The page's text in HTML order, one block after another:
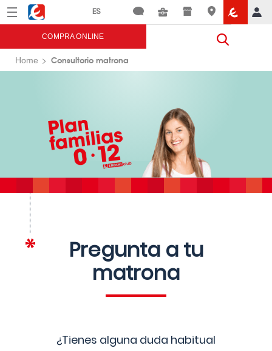
Menú Eroski
COMPRA ONLINE
Home Consultorio matrona
Pregunta a tu
matrona
¿Tienes alguna duda habitual